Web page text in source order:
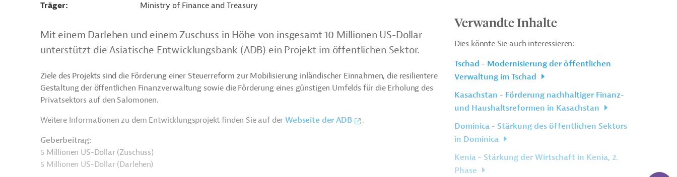
Träger
Ministry of Finance and Treasury
Mit einem Darlehen und einem Zuschuss in Höhe von insgesamt 10 Millionen US-Dollar
unterstützt die Asiatische Entwicklungsbank (ADB) ein Projekt im öffentlichen Sektor.
Ziele des Projekts sind die Förderung einer Steuerreform zur Mobilisierung inländischer Einnahmen, die resilientere
Gestaltung der öffentlichen Finanzverwaltung sowie die Förderung eines günstigen Umfelds für die Erholung des
Privatsektors auf den Salomonen.
Weitere Informationen zu dem Entwicklungsprojekt finden Sie auf derWebseite der ADB
.
Geberbeitrag:
5 Millionen US-Dollar (Zuschuss)
5 Millionen US-Dollar (Darlehen)
Verwandte Inhalte
Dies könnte Sie auch interessieren:
Tschad - Modernisierung der öffentlichen
Verwaltung im Tschad
Kasachstan - Förderung nachhaltiger Finanz-
und Haushaltsreformen in Kasachstan
Dominica - Stärkung des öffentlichen Sektors
in Dominica
Kenia - Stärkung der Wirtschaft in Kenia, 2.
Phase
KI-